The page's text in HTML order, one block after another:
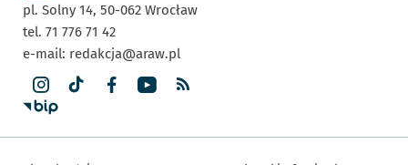
pl. Solny 14, 50-062 Wrocław
tel. 71 776 71 42
e-mail: redakcja@araw.pl